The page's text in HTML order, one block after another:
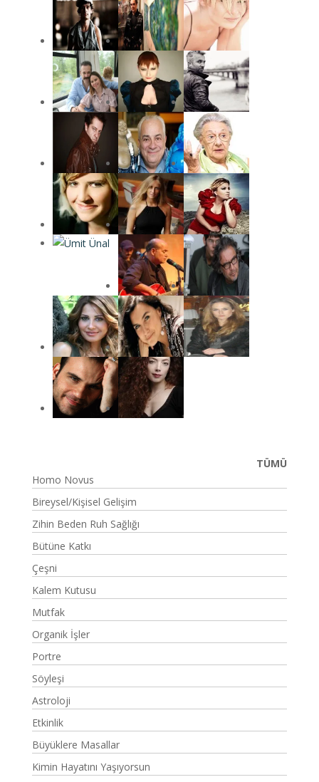
TÜMÜ
Homo Novus
Bireysel/Kişisel Gelişim
Zihin Beden Ruh Sağlığı
Bütüne Katkı
Çeşni
Kalem Kutusu
Mutfak
Organik İşler
Portre
Söyleşi
Astroloji
Etkinlik
Büyüklere Masallar
Kimin Hayatını Yaşıyorsun